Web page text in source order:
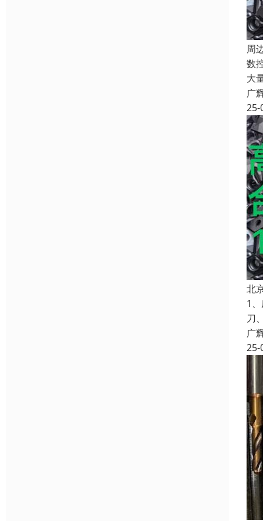
周
数
大
广
25-
北
1
刀
广
25-